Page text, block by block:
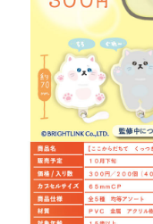
景品・玩具・文具
販促用カプセル
よく
ご